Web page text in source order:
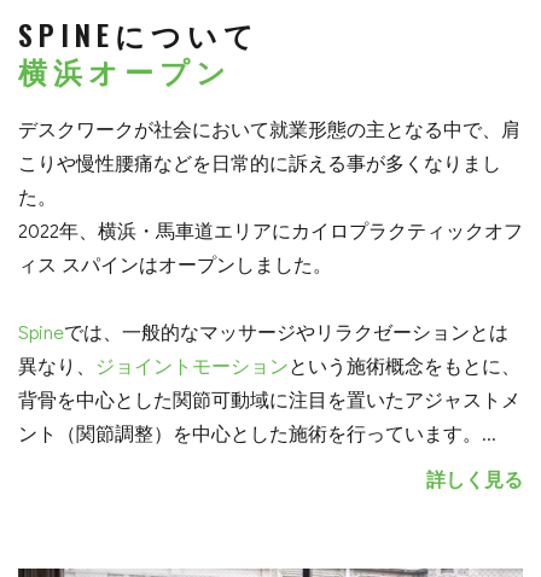
SPINEについて
横浜オープン
デスクワークが社会において就業形態の主となる中で、肩
こりや慢性腰痛などを日常的に訴える事が多くなりまし
た。
2022年、横浜・馬車道エリアにカイロプラクティックオフ
ィス スパインはオープンしました。
Spineでは、一般的なマッサージやリラクゼーションとは
異なり、 ジョイントモーションという施術概念をもとに、
背骨を中心とした関節可動域に注目を置いたアジャストメ
ント（関節調整）を中心とした施術を行っています。 ...
詳しく見る